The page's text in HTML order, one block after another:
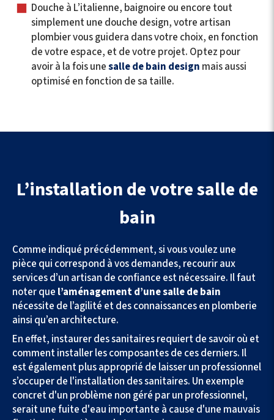
Douche à L’italienne, baignoire ou encore tout
simplement une douche design, votre artisan
plombier vous guidera dans votre choix, en fonction
de votre espace, et de votre projet. Optez pour
avoir à la fois unesalle de bain design mais aussi
optimisé en fonction de sa taille.
L’installation de votre salle de
bain
Comme indiqué précédemment, si vous voulez une
pièce qui correspond à vos demandes, recourir aux
services d’un artisan de confiance est nécessaire. Il faut
noter que l’aménagement d’une salle de bain
nécessite de l’agilité et des connaissances en plomberie
ainsi qu’en architecture.
En effet, instaurer des sanitaires requiert de savoir où et
comment installer les composantes de ces derniers. Il
est également plus approprié de laisser un professionnel
s’occuper de l'installation des sanitaires. Un exemple
concret d'un problème non géré par un professionnel,
serait une fuite d'eau importante à cause d'une mauvais